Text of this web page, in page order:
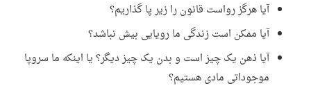
آیا هرگز رواست قانون را زیر پا گذاریم؟
آیا ممکن است زندگی ما رویایی بیش نباشد؟
آیا ذهن یک چیز است و بدن یک چیز دیگر؟ یا اینکه ما سروپا
موجوداتی مادی هستیم؟